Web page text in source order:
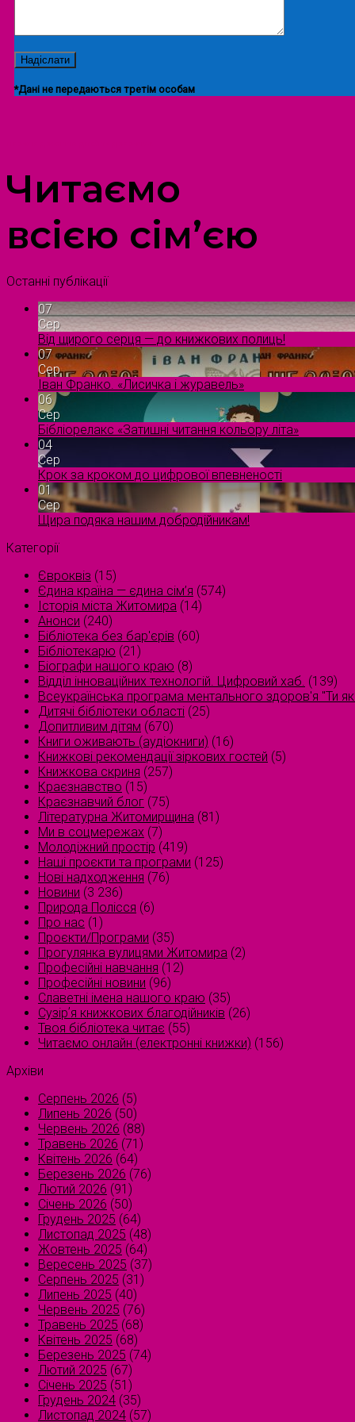
*Дані не передаються третім особам
Читаємо
всією сім’єю
Останні публікації
07
Сер
Від щирого серця — до книжкових полиць!
07
Сер
Іван Франко. «Лисичка і журавель»
06
Сер
Бібліорелакс «Затишні читання кольору літа»
04
Сер
Крок за кроком до цифрової впевненості
01
Сер
Щира подяка нашим добродійникам!
Категорії
Євроквіз (15)
Єдина країна — єдина сім’я (574)
Історія міста Житомира (14)
Анонси (240)
Бібліотека без бар'єрів (60)
Бібліотекарю (21)
Біографи нашого краю (8)
Відділ інноваційних технологій. Цифровий хаб. (139)
Всеукраїнська програма ментального здоров'я "Ти
Дитячі бібліотеки області (25)
Допитливим дітям (670)
Книги оживають (аудіокниги) (16)
Книжкові рекомендації зіркових гостей (5)
Книжкова скриня (257)
Краєзнавство (15)
Краєзнавчий блог (75)
Літературна Житомирщина (81)
Ми в соцмережах (7)
Молодіжний простір (419)
Наші проєкти та програми (125)
Нові надходження (76)
Новини (3 236)
Природа Полісся (6)
Про нас (1)
Проєкти/Програми (35)
Прогулянка вулицями Житомира (2)
Професійні навчання (12)
Професійні новини (96)
Славетні імена нашого краю (35)
Сузірʼя книжкових благодійників (26)
Твоя бібліотека читає (55)
Читаємо онлайн (електронні книжки) (156)
Архіви
Серпень 2026 (5)
Липень 2026 (50)
Червень 2026 (88)
Травень 2026 (71)
Квітень 2026 (64)
Березень 2026 (76)
Лютий 2026 (91)
Січень 2026 (50)
Грудень 2025 (64)
Листопад 2025 (48)
Жовтень 2025 (64)
Вересень 2025 (37)
Серпень 2025 (31)
Липень 2025 (40)
Червень 2025 (76)
Травень 2025 (68)
Квітень 2025 (68)
Березень 2025 (74)
Лютий 2025 (67)
Січень 2025 (51)
Грудень 2024 (35)
Листопад 2024 (57)